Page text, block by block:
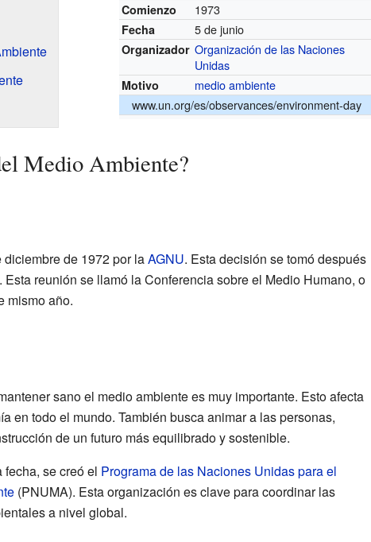
Comienzo 1973
Fecha 5 de junio
Organizador Organización de las Naciones
Unidas
Motivo
medio ambiente
www.un.org/es/observances/environment-day
Medio Ambiente?
de 1972 por laAGNU. Esta decisión se tomó después
reunión se llamó la Conferencia sobre el Medio Humano, o
mismo año.
sano el medio ambiente es muy importante. Esto afecta
en todo el mundo. También busca animar a las personas,
de un futuro más equilibrado y sostenible.
fecha, se creó el Programa de las Naciones Unidas para el
(PNUMA). Esta organización es clave para coordinar las
a nivel global.